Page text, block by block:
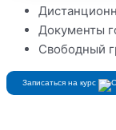
Документы
Свободный
Записаться на курс